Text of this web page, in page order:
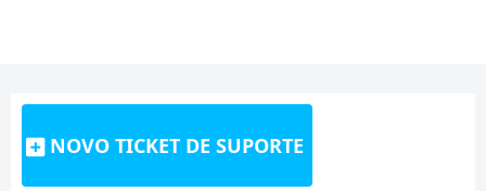
NOVO TICKET DE SUPORTE